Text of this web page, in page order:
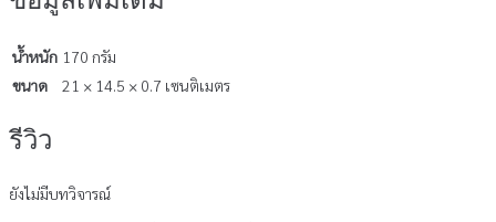
น้ำหนัก 170 กรัม
ขนาด
21 × 14.5 × 0.7 เซนติเมตร
รีวิว
ยังไม่มีบทวิจารณ์